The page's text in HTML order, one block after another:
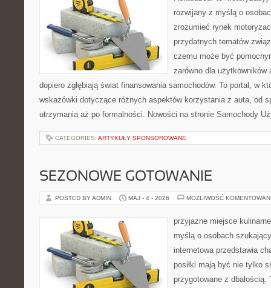
rozwijany z myślą o
zrozumieć rynek
przydatnych tematów
czemu może być
zarówno dla
dopiero zgłębiają świat finansowania samochodów. To portal, w
wskazówki dotyczące różnych aspektów korzystania z auta, od
utrzymania aż po formalności. Nowości na stronie Samochody
CATEGORIES: ARTYKUŁY SPONSOROWANE
SEZONOWE GOTOWANIE
POSTED BY ADMIN MAJ - 4 - 2026 MOŻLIWOŚĆ
przyjazne miejsce
myślą o osobach
internetowa przedstawia
posiłki mają być nie tylko
przygotowane z